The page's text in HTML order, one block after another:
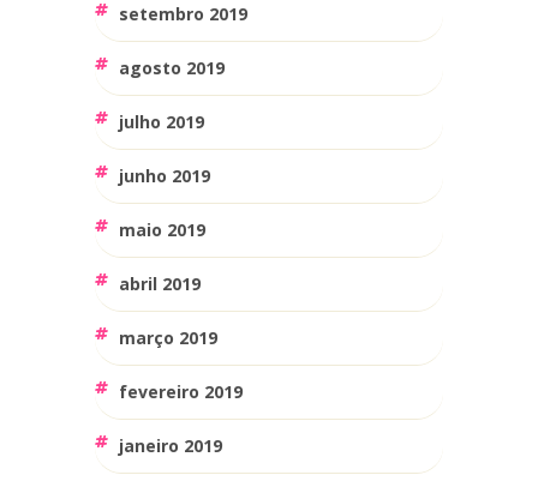
setembro 2019
agosto 2019
julho 2019
junho 2019
maio 2019
abril 2019
março 2019
fevereiro 2019
janeiro 2019